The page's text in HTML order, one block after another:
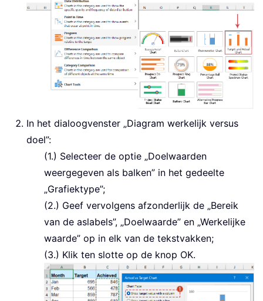
In het dialoogvenster „Diagram werkelijk versus
doel”:
(1.) Selecteer de optie „Doelwaarden
weergegeven als balken” in het gedeelte
„Grafiektype”;
(2.) Geef vervolgens afzonderlijk de „Bereik
van de aslabels”, „Doelwaarde” en „Werkelijke
waarde” op in elk van de tekstvakken;
(3.) Klik ten slotte op de knop OK.